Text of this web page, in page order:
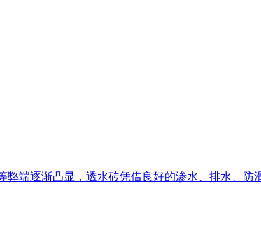
端逐渐凸显，透水砖凭借良好的渗水、排水、